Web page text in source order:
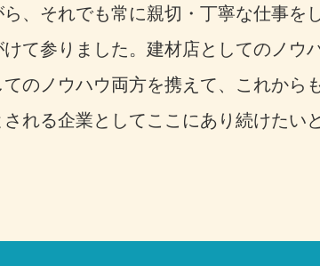
ら、それでも常に親切・丁寧な仕事を
けて参りました。建材店としてのノウ
てのノウハウ両方を携えて、これから
される企業としてここにあり続けたい